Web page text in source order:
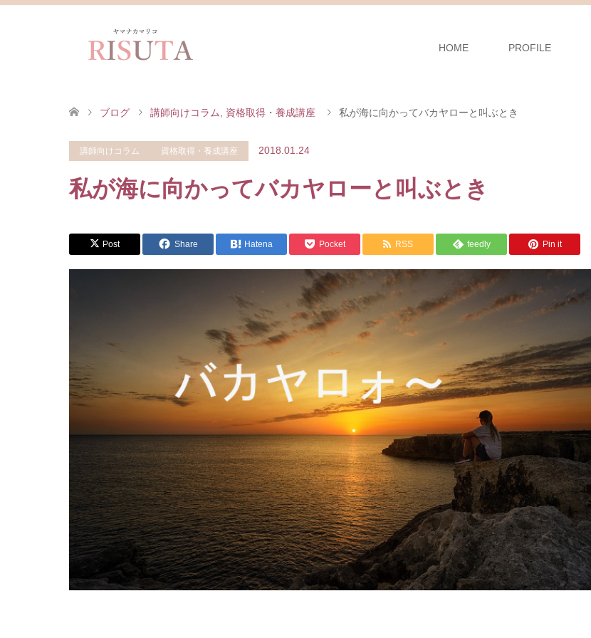
HOME PROFILE
ブログ 講師向けコラム 資格取得・養成講座 私が海に向かってバカヤローと叫ぶとき
講師向けコラム 資格取得・養成講座 2018.01.24
私が海に向かってバカヤローと叫ぶとき
Post Share Hatena Pocket RSS feedly Pin it